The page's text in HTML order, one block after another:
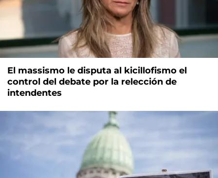
El massismo le disputa al kicillofismo el
control del debate por la relección de
intendentes